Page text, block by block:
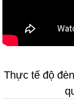
Thực tế độ